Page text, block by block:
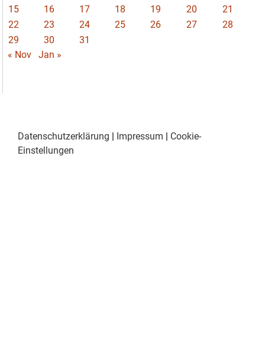
15
16 17 18 19 20
21
22
23 24 25 26 27
28
29
30
31
« Nov
Jan »
Datenschutzerklärung | Impressum | Cookie-
Einstellungen